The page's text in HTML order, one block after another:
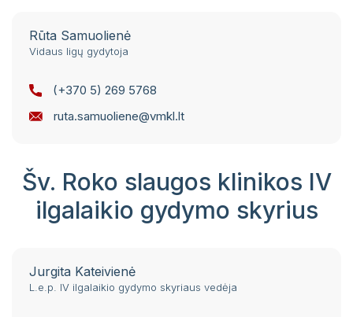
Rūta Samuolienė
Vidaus ligų gydytoja
(+370 5) 269 5768
ruta.samuoliene@vmkl.lt
Šv. Roko slaugos klinikos IV
ilgalaikio gydymo skyrius
Jurgita Kateivienė
L.e.p. IV ilgalaikio gydymo skyriaus vedėja